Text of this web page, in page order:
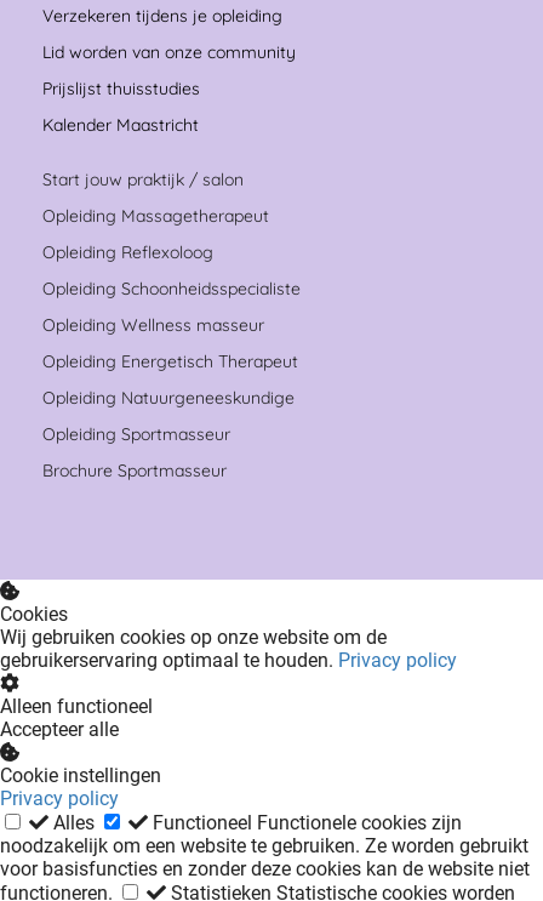
Verzekeren tijdens je opleiding
Lid worden van onze community
Prijslijst thuisstudies
Kalender Maastricht
Start jouw praktijk / salon
Opleiding Massagetherapeut
Opleiding Reflexoloog
Opleiding Schoonheidsspecialiste
Opleiding Wellness masseur
Opleiding Energetisch Therapeut
Opleiding Natuurgeneeskundige
Opleiding Sportmasseur
Brochure Sportmasseur
Cookies
Wij gebruiken cookies op onze website om de
gebruikerservaring optimaal te houden. Privacy policy
Alleen functioneel
Accepteer alle
Cookie instellingen
Privacy policy
Alles
Functioneel Functionele cookies zijn
noodzakelijk om een website te gebruiken. Ze worden gebruikt
voor basisfuncties en zonder deze cookies kan de website niet
functioneren.
Statistieken Statistische cookies worden